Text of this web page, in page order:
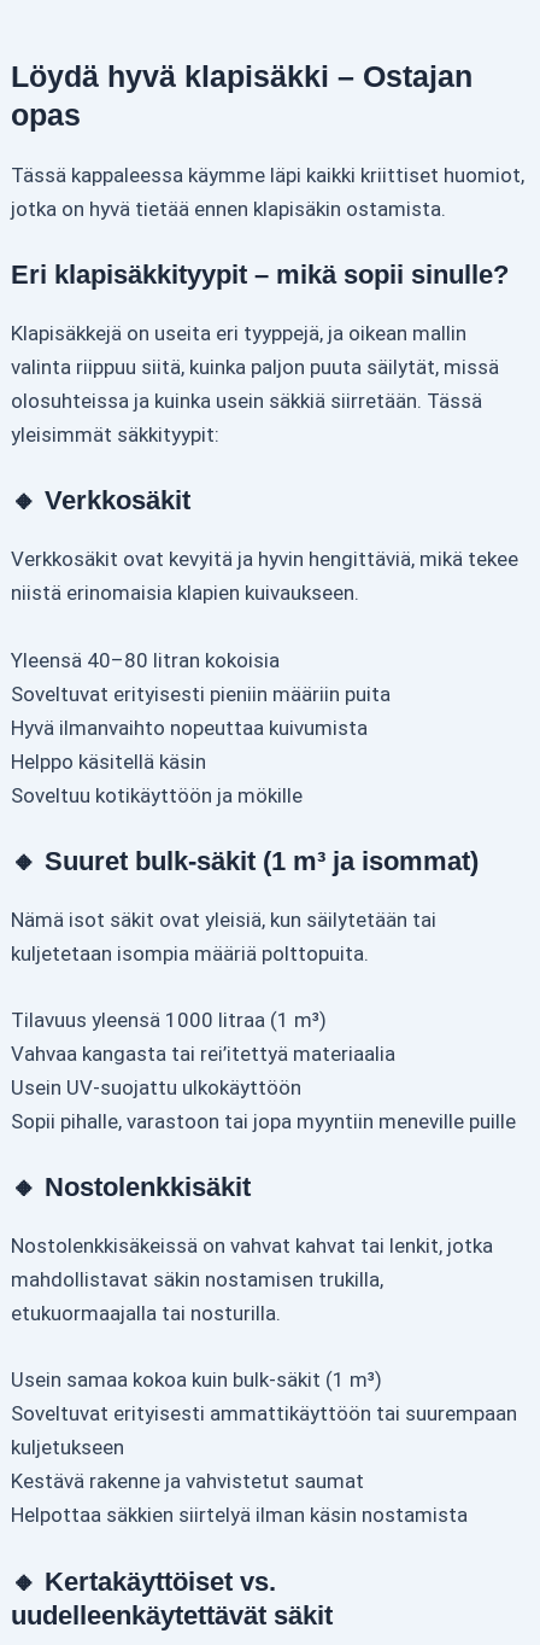
Löydä hyvä klapisäkki – Ostajan
opas
Tässä kappaleessa käymme läpi kaikki kriittiset huomiot,
jotka on hyvä tietää ennen klapisäkin ostamista.
Eri klapisäkkityypit – mikä sopii sinulle?
Klapisäkkejä on useita eri tyyppejä, ja oikean mallin
valinta riippuu siitä, kuinka paljon puuta säilytät, missä
olosuhteissa ja kuinka usein säkkiä siirretään. Tässä
yleisimmät säkkityypit:
🔸 Verkkosäkit
Verkkosäkit ovat kevyitä ja hyvin hengittäviä, mikä tekee
niistä erinomaisia klapien kuivaukseen.
Yleensä 40–80 litran kokoisia
Soveltuvat erityisesti pieniin määriin puita
Hyvä ilmanvaihto nopeuttaa kuivumista
Helppo käsitellä käsin
Soveltuu kotikäyttöön ja mökille
🔸 Suuret bulk-säkit (1 m³ ja isommat)
Nämä isot säkit ovat yleisiä, kun säilytetään tai
kuljetetaan isompia määriä polttopuita.
Tilavuus yleensä 1000 litraa (1 m³)
Vahvaa kangasta tai rei’itettyä materiaalia
Usein UV-suojattu ulkokäyttöön
Sopii pihalle, varastoon tai jopa myyntiin meneville puille
🔸 Nostolenkkisäkit
Nostolenkkisäkeissä on vahvat kahvat tai lenkit, jotka
mahdollistavat säkin nostamisen trukilla,
etukuormaajalla tai nosturilla.
Usein samaa kokoa kuin bulk-säkit (1 m³)
Soveltuvat erityisesti ammattikäyttöön tai suurempaan
kuljetukseen
Kestävä rakenne ja vahvistetut saumat
Helpottaa säkkien siirtelyä ilman käsin nostamista
🔸 Kertakäyttöiset vs.
uudelleenkäytettävät säkit